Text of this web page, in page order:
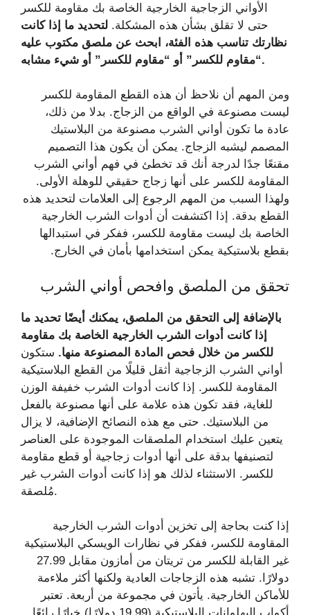
الأواني الزجاجية الخارجية الخاصة بك مقاومة للكسر
حتى لا تقلق بشأن هذه المشكلة. لتحديد ما إذا كانت
نظارتك تناسب هذه الفئة، ابحث عن ملصق مكتوب عليه
“مقاوم للكسر” أو “مقاوم للكسر” أو شيء مشابه.
ومن المهم أن نلاحظ أن هذه القطع المقاومة للكسر
ليست مصنوعة في الواقع من الزجاج. بدلا من ذلك،
عادة ما تكون أواني الشرب مصنوعة من البلاستيك
المصمم ليشبه الزجاج. يمكن أن يكون هذا التصميم
مقنعًا جدًا لدرجة أنك قد تخطئ في فهم أواني الشرب
المقاومة للكسر على أنها زجاج حقيقي للوهلة الأولى.
ولهذا السبب من المهم الرجوع إلى العلامات لتحديد هذه
القطع بدقة. إذا اكتشفت أن أدوات الشرب الخارجية
الخاصة بك ليست مقاومة للكسر، ففكر في استبدالها
بقطع بلاستيكية يمكن استخدامها بأمان في الخارج.
تحقق من الملصق وافحص أواني الشرب
بالإضافة إلى التحقق من الملصق، يمكنك أيضًا تحديد ما
إذا كانت أدوات الشرب الخارجية الخاصة بك مقاومة
للكسر من خلال فحص المادة المصنوعة منها. ستكون
أواني الشرب الزجاجية أثقل قليلًا من القطع البلاستيكية
المقاومة للكسر. إذا كانت أدوات الشرب خفيفة الوزن
للغاية، فقد تكون هذه علامة على أنها مصنوعة بالفعل
من البلاستيك. حتى مع هذه النصائح الإضافية، لا يزال
يتعين عليك استخدام الملصقات الموجودة على العناصر
لتصنيفها بدقة على أنها أدوات زجاجية أو قطع مقاومة
للكسر. الاستثناء لذلك هو إذا كانت أدوات الشرب غير
مُلصقة.
إذا كنت بحاجة إلى تخزين أدوات الشرب الخارجية
المقاومة للكسر، ففكر في نظارات الويسكي البلاستيكية
غير القابلة للكسر من تريتان من أمازون مقابل 27.99
دولارًا. تشبه هذه الزجاجات العادية ولكنها أكثر ملاءمة
للأماكن الخارجية. يأتون في مجموعة من أربعة. تعتبر